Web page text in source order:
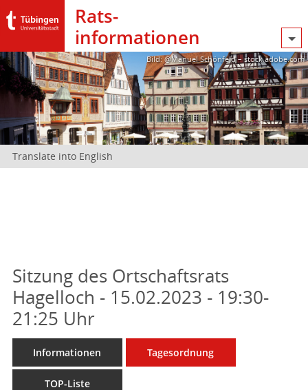
Rats­
informationen
Bild: @Manuel Schönfeld – stock.adobe.com
Translate into English
Sitzung des Ortschaftsrats
Hagelloch - 15.02.2023 - 19:30-
21:25 Uhr
Informationen Tagesordnung
TOP-Liste